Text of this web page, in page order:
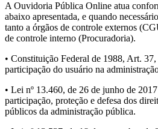
A Ouvidoria Pública Online atua
abaixo apresentada, e quando
tanto a órgãos de controle externos
de controle interno (Procuradoria).
• Constituição Federal de 1988, Art. 37,
participação do usuário na
• Lei nº 13.460, de 26 de junho de
participação, proteção e defesa dos
públicos da administração pública.